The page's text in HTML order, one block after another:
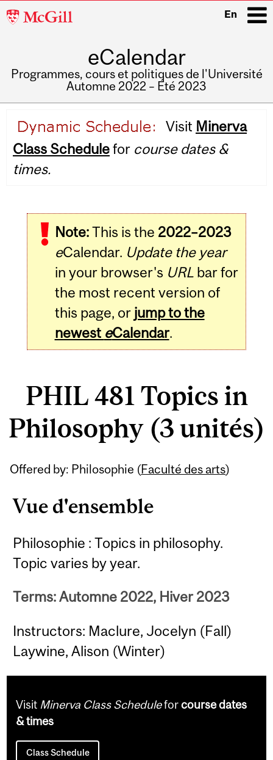
McGill
En
eCalendar
Programmes, cours et politiques de l'Université
Automne 2022 – Été 2023
navigation
Visit Minerva
Class Schedulefor course dates &
times.
Note:This is the 2022–2023
eCalendar. Update the year
in your browser's URLbar for
the most recent version of
this page, or jump to the
newest eCalendar.
PHIL 481 Topics in
Philosophy (3 unités)
Offered by: Philosophie (Faculté des arts)
Vue d'ensemble
Philosophie : Topics in philosophy.
Topic varies by year.
Terms: Automne 2022, Hiver 2023
Instructors: Maclure, Jocelyn (Fall)
Laywine, Alison (Winter)
Related
Visit Minerva Class Scheduleforcourse dates
& times
Class Schedule